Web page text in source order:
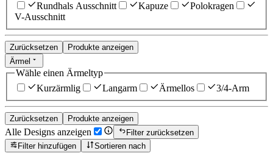
Rundhals Ausschnitt
Kapuze
Polokragen
V-Ausschnitt
Zurücksetzen
Produkte anzeigen
Ärmel
Wähle einen Ärmeltyp
Kurzärmlig
Langarm Ärmellos 3/4-Arm
Zurücksetzen Produkte anzeigen
Alle Designs anzeigen
Filter zurücksetzen
Filter hinzufügen
Sortieren nach